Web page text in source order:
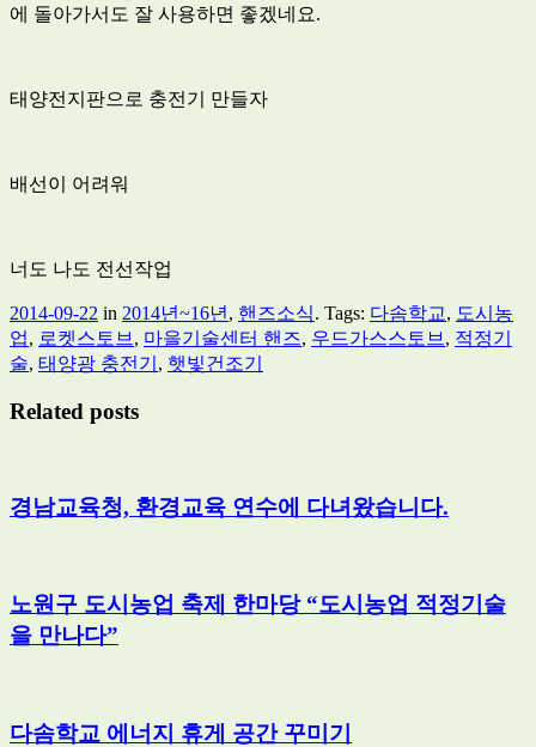
에 돌아가서도 잘 사용하면 좋겠네요.
태양전지판으로 충전기 만들자
배선이 어려워
너도 나도 전선작업
2014-09-22 in 2014년~16년 , 핸즈소식. Tags: 다솜학교, 도시농
업, 로켓스토브 , 마을기술센터 핸즈, 우드가스스토브 , 적정기
술, 태양광 충전기 , 햇빛건조기
Related posts
경남교육청, 환경교육 연수에 다녀왔습니다.
노원구 도시농업 축제 한마당 “도시농업 적정기술
을 만나다”
다솜학교 에너지 휴게 공간 꾸미기